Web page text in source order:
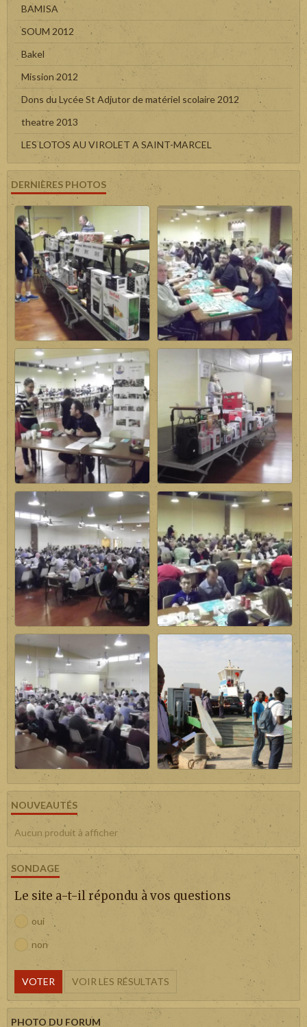
BAMISA
SOUM 2012
Bakel
Mission 2012
Dons du Lycée St Adjutor de matériel scolaire 2012
theatre 2013
LES LOTOS AU VIROLET A SAINT-MARCEL
DERNIÈRES PHOTOS
NOUVEAUTÉS
Aucun produit à afficher
SONDAGE
Le site a-t-il répondu à vos questions
oui
non
VOTER VOIR LES RÉSULTATS
PHOTO DU FORUM